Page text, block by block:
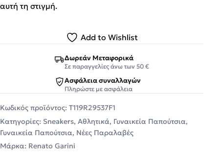
αυτή τη στιγμή.
Add to Wishlist
Δωρεάν Μεταφορικά
Σε παραγγελίες άνω των 50 €
Ασφάλεια συναλλαγών
Πληρώστε με ασφάλεια
Κωδικός προϊόντος: T119R29537F1
Κατηγορίες: Sneakers, Αθλητικά, Γυναικεία Παπούτσια,
Γυναικεία Παπούτσια, Νέες Παραλαβές
Μάρκα: Renato Garini